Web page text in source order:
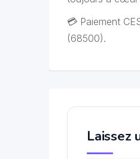
💳 Paiement
(68500).
Laissez